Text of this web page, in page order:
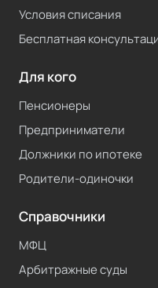
Условия списания
Бесплатная
Для кого
Пенсионеры
Предприниматели
Должники по ипотеке
Родители-одиночки
Справочники
МФЦ
Арбитражные суды